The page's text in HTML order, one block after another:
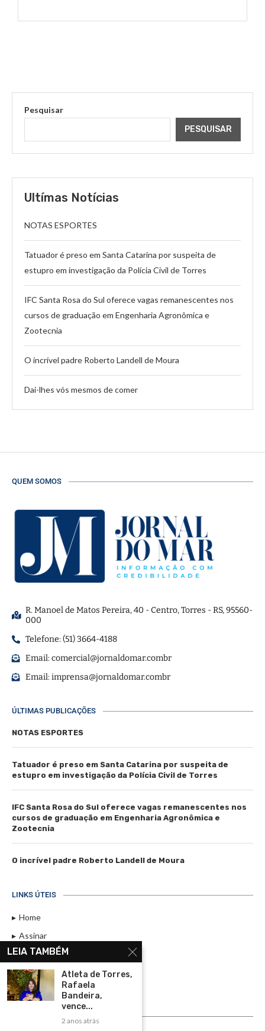
Pesquisar
PESQUISAR
Ultímas Notícias
NOTAS ESPORTES
Tatuador é preso em Santa Catarina por suspeita de
estupro em investigação da Polícia Civil de Torres
IFC Santa Rosa do Sul oferece vagas remanescentes nos
cursos de graduação em Engenharia Agronômica e
Zootecnia
O incrível padre Roberto Landell de Moura
Dai-lhes vós mesmos de comer
QUEM SOMOS
R. Manoel de Matos Pereira, 40 - Centro, Torres - RS, 95560-
000
Telefone: (51) 3664-4188
Email:comercial@jornaldomar.combr
Email:imprensa@jornaldomar.combr
ÚLTIMAS PUBLICAÇÕES
NOTAS ESPORTES
Tatuador é preso em Santa Catarina por suspeita de
estupro em investigação da Polícia Civil de Torres
IFC Santa Rosa do Sul oferece vagas remanescentes nos
cursos de graduação em Engenharia Agronômica e
Zootecnia
O incrível padre Roberto Landell de Moura
LINKS ÚTEIS
Home
Assinar
Contato
Política de Privacidade
Rádio Maristela - Ao Vivo
LEIA TAMBÉM
Atleta de Torres,
Rafaela
Bandeira,
vence...
2 anos atrás